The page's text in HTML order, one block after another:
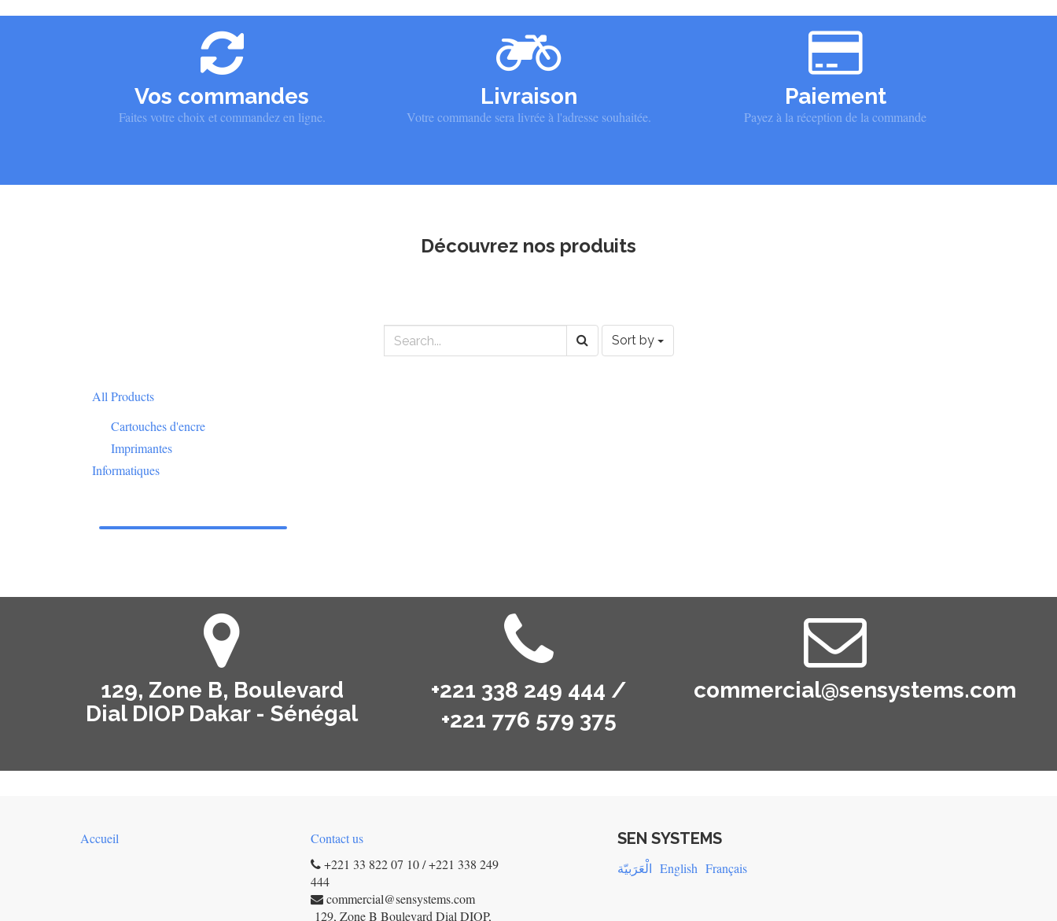
Vos commandes
Faites votre choix et commandez en ligne.
Livraison
Votre commande sera livrée à l'adresse souhaitée.
Paiement
Payez à la réception de la commande
Découvrez nos produits
Sort by
All Products
Cartouches d'encre
Imprimantes
Informatiques
129, Zone B, Boulevard
Dial DIOP Dakar - Sénégal
+221 338 249 444 /
+221 776 579 375
commercial@sensystems.com
Accueil
Contact us
+221 33 822 07 10 / +221 338 249
444
commercial@sensystems.com
129, Zone B Boulevard Dial DIOP,
SEN SYSTEMS
الْعَرَبيّة English Français